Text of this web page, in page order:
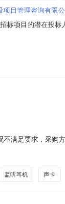
项目管理咨询有限
项目的潜在投
基本概况介绍、
满足要求，采
47,950.00币种
监听耳机 声卡